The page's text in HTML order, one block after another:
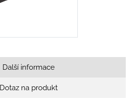
Další informace
Dotaz na produkt